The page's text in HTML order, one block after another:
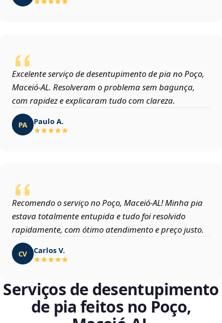
Excelente serviço de desentupimento de pia no Poço,
Maceió‑AL. Resolveram o problema sem bagunça,
com rapidez e explicaram tudo com clareza.
PA Paulo A.
Recomendo o serviço no Poço, Maceió‑AL! Minha pia
estava totalmente entupida e tudo foi resolvido
rapidamente, com ótimo atendimento e preço justo.
CV Carlos V.
Serviços de desentupimento
de pia feitos no Poço,